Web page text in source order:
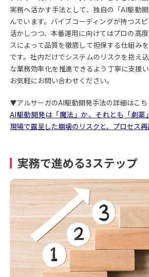
実務へ活かす手法として、独自の「AI駆動
んでいます。バイブコーディングが持つス
活かしつつ、本番運用に向けてはプロの高
スによって品質を徹底して担保する仕組み
です。社内だけでシステムのリスクを抱え
な業務効率化を推進できるよう丁寧に支援
お気軽にお問い合わせください。
▼アルサーガのAI駆動開発手法の詳細はこち
AI駆動開発は「魔法」か、それとも「劇薬
現場で露呈した崩壊のリスクと、プロセス
実務で進める3ステップ